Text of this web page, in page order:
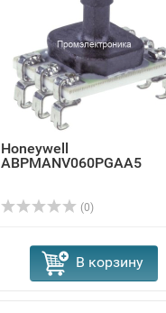
Honeywell
ABPMANV060PGAA5
(0)
В корзину